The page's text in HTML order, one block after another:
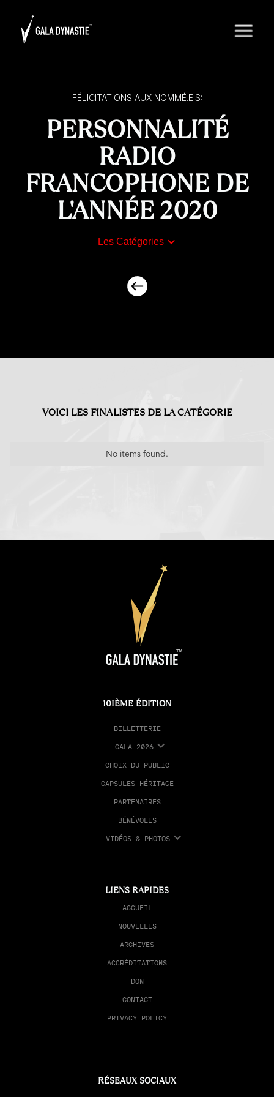
FÉLICITATIONS AUX NOMMÉ.E.S:
PERSONNALITÉ
RADIO
FRANCOPHONE DE
L'ANNÉE 2020
Les Catégories
VOICI LES FINALISTES DE LA CATÉGORIE
No items found.
10IÈME ÉDITION
BILLETTERIE
GALA 2026
CHOIX DU PUBLIC
CAPSULES HÉRITAGE
PARTENAIRES
BÉNÉVOLES
VIDÉOS & PHOTOS
LIENS RAPIDES
ACCUEIL
NOUVELLES
ARCHIVES
ACCRÉDITATIONS
DON
CONTACT
PRIVACY POLICY
RÉSEAUX SOCIAUX